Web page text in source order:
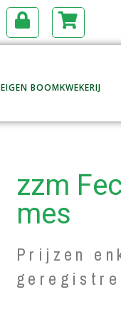
EIGEN BOOMKWEKERIJ
zzm
mes
Prijzen